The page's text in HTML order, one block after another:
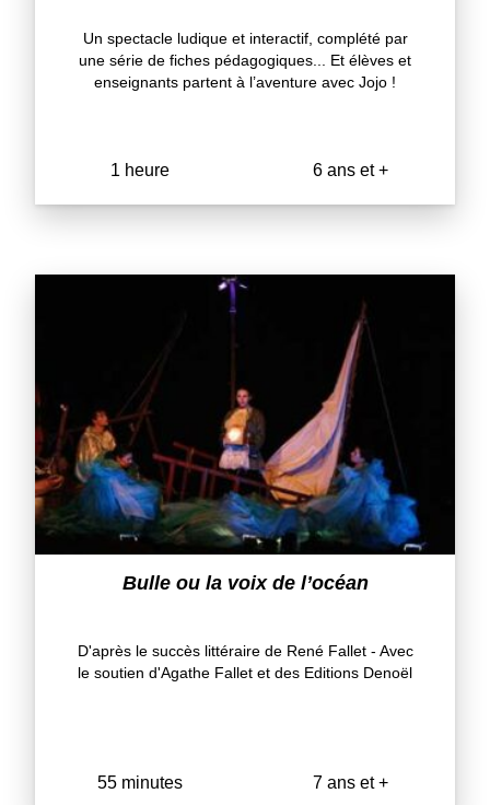
Un spectacle ludique et interactif, complété par
une série de fiches pédagogiques... Et élèves et
enseignants partent à l’aventure avec Jojo !
1 heure 6 ans et +
Bulle ou la voix de l’océan
D'après le succès littéraire de René Fallet - Avec
le soutien d'Agathe Fallet et des Editions Denoël
55 minutes 7 ans et +